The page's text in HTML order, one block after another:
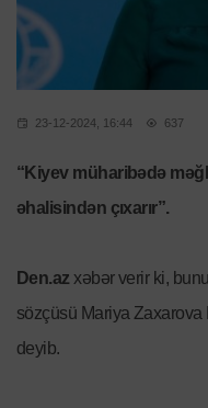
23-12-2024, 16:44 637
“Kiyev müharibədə
əhalisindən çıxarır”.
Den.az xəbər verir ki,
sözçüsü Mariya Zaxarova
deyib.